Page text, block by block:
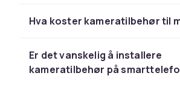
eller profesjonell innholdsskaper,
Populære kategorier
Hva koster kameratilbehør til
Er det vanskelig å installere
kameratilbehør på